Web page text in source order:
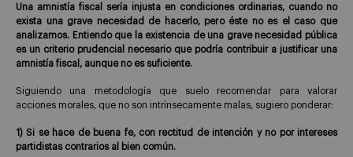
Una amnistía fiscal sería injusta en condiciones ordinarias, cuando no
exista una grave necesidad de hacerlo, pero éste no es el caso que
analizamos. Entiendo que la existencia de una grave necesidad pública
es un criterio prudencial necesario que podría contribuir a justificar una
amnistía fiscal, aunque no es suficiente.
Siguiendo una metodología que suelo recomendar para valorar
acciones morales, que no son intrínsecamente malas, sugiero ponderar:
1) Si se hace de buena fe, con rectitud de intención y no por intereses
partidistas contrarios al bien común.